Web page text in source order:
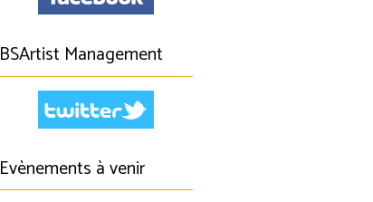
BSArtist Management
Evènements à venir